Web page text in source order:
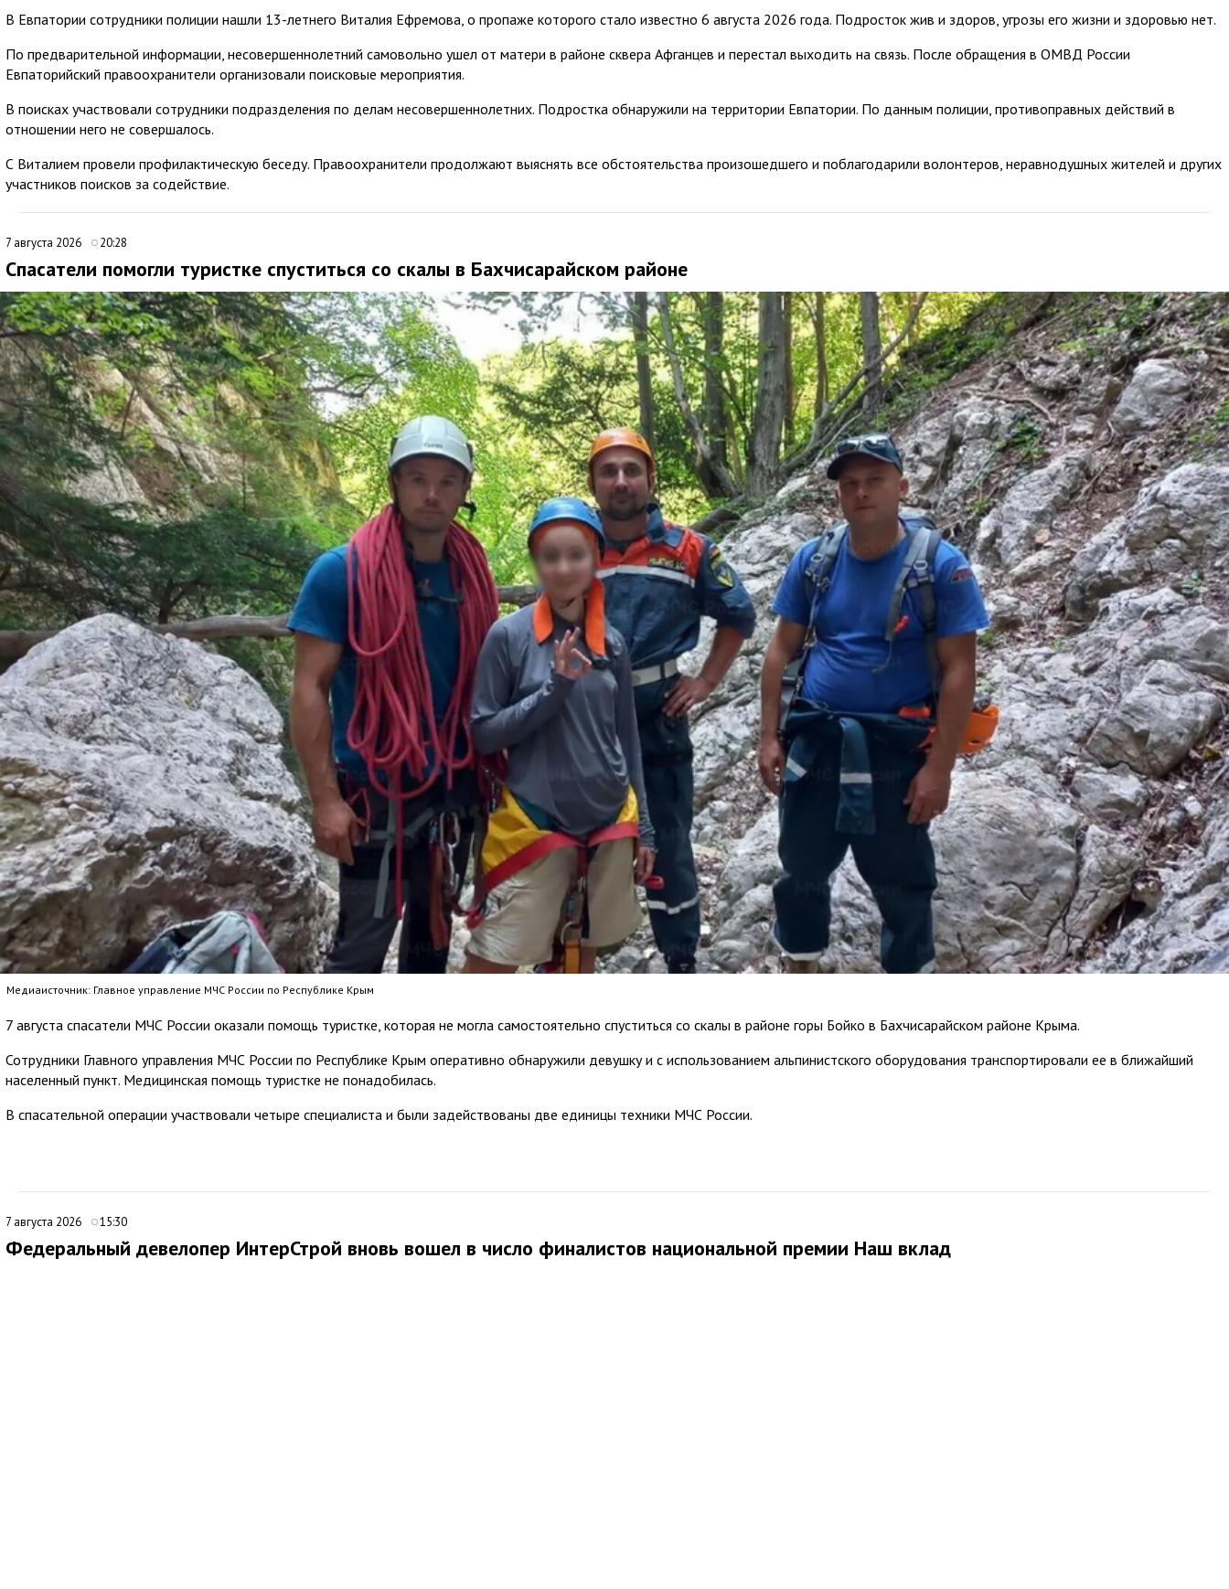
В Евпатории сотрудники полиции нашли 13-летнего Виталия Ефремова, о пропаже которого стало известно 6 августа 2026 года. Подросток жив и здоров, угрозы его жизни и здоровью нет.
По предварительной информации, несовершеннолетний самовольно ушел от матери в районе сквера Афганцев и перестал выходить на связь. После обращения в ОМВД России
Евпаторийский правоохранители организовали поисковые мероприятия.
В поисках участвовали сотрудники подразделения по делам несовершеннолетних. Подростка обнаружили на территории Евпатории. По данным полиции, противоправных действий в
отношении него не совершалось.
С Виталием провели профилактическую беседу. Правоохранители продолжают выяснять все обстоятельства произошедшего и поблагодарили волонтеров, неравнодушных жителей и других
участников поисков за содействие.
7 августа 2026 20:28
Спасатели помогли туристке спуститься со скалы в Бахчисарайском районе
Медиаисточник: Главное управление МЧС России по Республике Крым
7 августа спасатели МЧС России оказали помощь туристке, которая не могла самостоятельно спуститься со скалы в районе горы Бойко в Бахчисарайском районе Крыма.
Сотрудники Главного управления МЧС России по Республике Крым оперативно обнаружили девушку и с использованием альпинистского оборудования транспортировали ее в ближайший
населенный пункт. Медицинская помощь туристке не понадобилась.
В спасательной операции участвовали четыре специалиста и были задействованы две единицы техники МЧС России.
7 августа 2026 15:30
Федеральный девелопер ИнтерСтрой вновь вошел в число финалистов национальной премии Наш вклад